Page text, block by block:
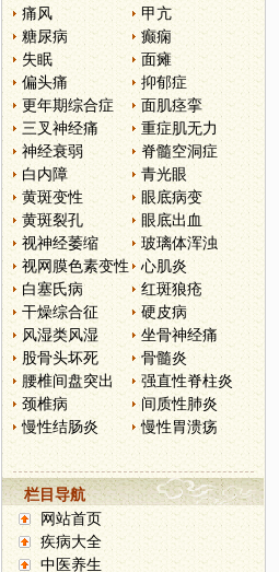
痛风
甲亢
糖尿病
癫痫
失眠
面瘫
偏头痛
抑郁症
更年期综合症
面肌痉挛
三叉神经痛
重症肌无力
神经衰弱
脊髓空洞症
白内障
青光眼
黄斑变性
眼底病变
黄斑裂孔
眼底出血
视神经萎缩
玻璃体浑浊
视网膜色素变性
心肌炎
白塞氏病
红斑狼疮
干燥综合征
硬皮病
风湿类风湿
坐骨神经痛
股骨头坏死
骨髓炎
腰椎间盘突出
强直性脊柱炎
颈椎病
间质性肺炎
慢性结肠炎
慢性胃溃疡
栏目导航
网站首页
疾病大全
中医养生